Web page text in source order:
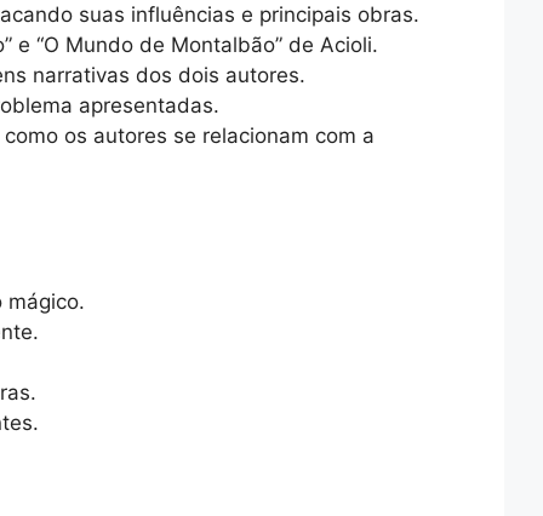
suas influências e principais obras.
e “O Mundo de Montalbão” de Acioli.
narrativas dos dois autores.
apresentadas.
os autores se relacionam com a
mágico.